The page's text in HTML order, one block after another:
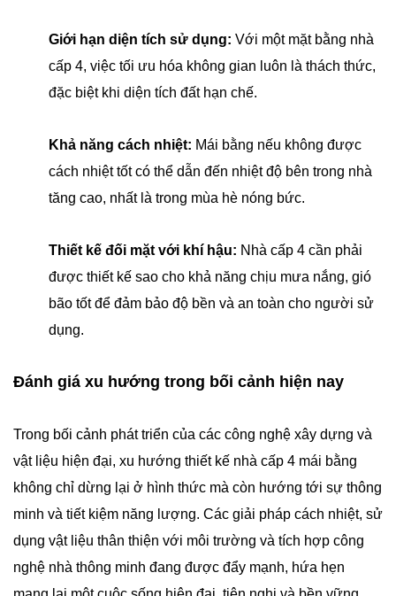
Giới hạn diện tích sử dụng: Với một mặt bằng nhà
cấp 4, việc tối ưu hóa không gian luôn là thách thức,
đặc biệt khi diện tích đất hạn chế.
Khả năng cách nhiệt: Mái bằng nếu không được
cách nhiệt tốt có thể dẫn đến nhiệt độ bên trong nhà
tăng cao, nhất là trong mùa hè nóng bức.
Thiết kế đối mặt với khí hậu: Nhà cấp 4 cần phải
được thiết kế sao cho khả năng chịu mưa nắng, gió
bão tốt để đảm bảo độ bền và an toàn cho người sử
dụng.
Đánh giá xu hướng trong bối cảnh hiện nay
Trong bối cảnh phát triển của các công nghệ xây dựng và
vật liệu hiện đại, xu hướng thiết kế nhà cấp 4 mái bằng
không chỉ dừng lại ở hình thức mà còn hướng tới sự thông
minh và tiết kiệm năng lượng. Các giải pháp cách nhiệt, sử
dụng vật liệu thân thiện với môi trường và tích hợp công
nghệ nhà thông minh đang được đẩy mạnh, hứa hẹn